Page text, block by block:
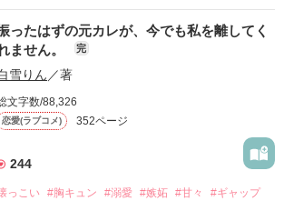
ったはずの元カレが、今でも私を離してく
ません。
完
雪りん ／著
文字数/88,326
恋愛(ラブコメ) 352ページ
244
っこい #胸キュン #溺愛 #嫉妬 #甘々 #ギャップ